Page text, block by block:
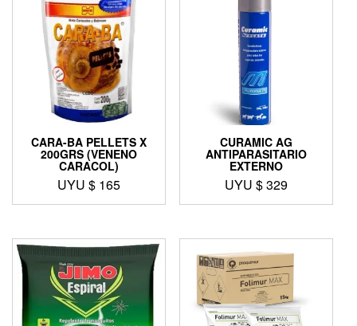
CARA-BA PELLETS X
200GRS (VENENO
CARACOL)
UYU $ 165
CURAMIC AG
ANTIPARASITARIO
EXTERNO
UYU $329